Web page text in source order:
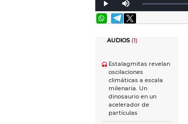
AUDIOS (1)
Estalagmitas revelan
oscilaciones
climáticas a escala
milenaria. Un
dinosaurio en un
acelerador de
partículas